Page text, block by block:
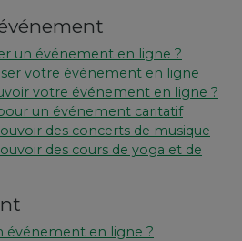
un événement en ligne ?
votre événement en ligne
votre événement en ligne ?
un événement caritatif
des concerts de musique
des cours de yoga et de
événement en ligne ?